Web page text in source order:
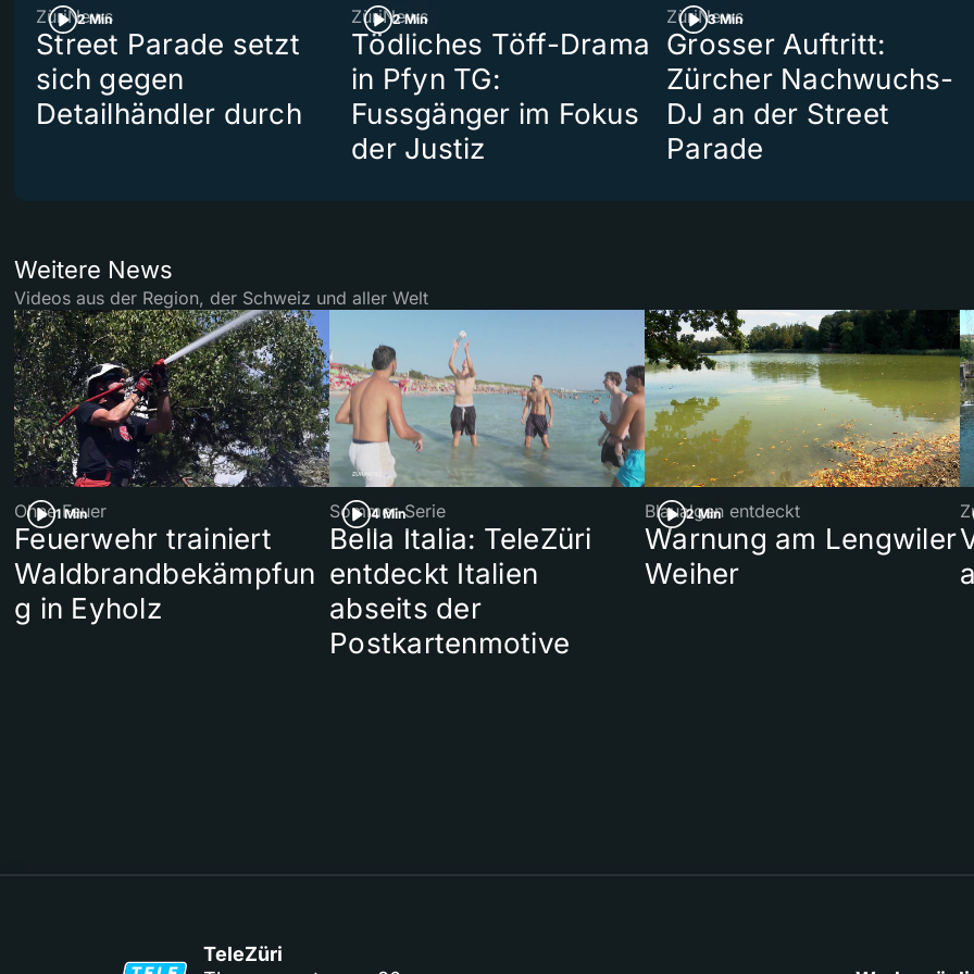
2 Min
ZüriNews
Street Parade setzt
sich gegen
Detailhändler durch
2 Min
ZüriNews
Tödliches Töff-Drama
in Pfyn TG:
Fussgänger im Fokus
der Justiz
3 Min
ZüriNews
Grosser Auftritt:
Zürcher Nachwuchs-
DJ an der Street
Parade
Weitere News
Videos aus der Region, der Schweiz und aller Welt
1 Min
Ohne Feuer
Feuerwehr trainiert
Waldbrandbekämpfun
g in Eyholz
4 Min
Sommer-Serie
Bella Italia: TeleZüri
entdeckt Italien
abseits der
Postkartenmotive
2 Min
Blaualgen entdeckt
Warnung am Lengwiler
Weiher
TeleZüri